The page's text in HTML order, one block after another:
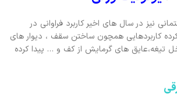
نیز در سال های اخیر کاربرد فراوانی در
کاربردهایی همچون ساختن سقف ، دیوار های
تیغه،عایق های گرمایش از کف و … پیدا کرده